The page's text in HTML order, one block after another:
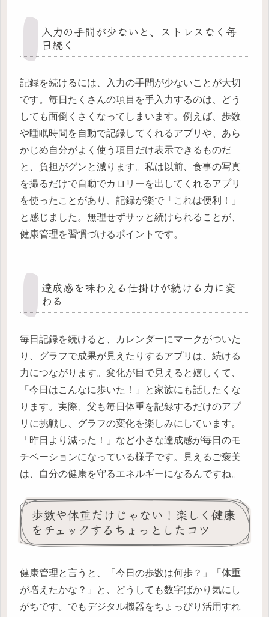
入力の手間が少ないと、ストレスなく毎
日続く
記録を続けるには、入力の手間が少ないことが大切
です。毎日たくさんの項目を手入力するのは、どう
しても面倒くさくなってしまいます。例えば、歩数
や睡眠時間を自動で記録してくれるアプリや、あら
かじめ自分がよく使う項目だけ表示できるものだ
と、負担がグンと減ります。私は以前、食事の写真
を撮るだけで自動でカロリーを出してくれるアプリ
を使ったことがあり、記録が楽で「これは便利！」
と感じました。無理せずサッと続けられることが、
健康管理を習慣づけるポイントです。
達成感を味わえる仕掛けが続ける力に変
わる
毎日記録を続けると、カレンダーにマークがついた
り、グラフで成果が見えたりするアプリは、続ける
力につながります。変化が目で見えると嬉しくて、
「今日はこんなに歩いた！」と家族にも話したくな
ります。実際、父も毎日体重を記録するだけのアプ
リに挑戦し、グラフの変化を楽しみにしています。
「昨日より減った！」など小さな達成感が毎日のモ
チベーションになっている様子です。見えるご褒美
は、自分の健康を守るエネルギーになるんですね。
歩数や体重だけじゃない！楽しく健康
をチェックするちょっとしたコツ
健康管理と言うと、「今日の歩数は何歩？」「体重
が増えたかな？」と、どうしても数字ばかり気にし
がちです。でもデジタル機器をちょっぴり活用すれ